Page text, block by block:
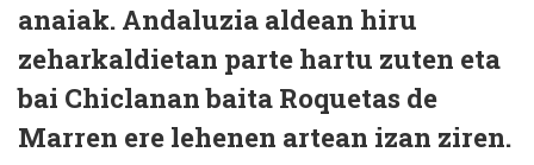
anaiak. Andaluzia aldean hiru
zeharkaldietan parte hartu zuten eta
bai Chiclanan baita Roquetas de
Marren ere lehenen artean izan ziren.